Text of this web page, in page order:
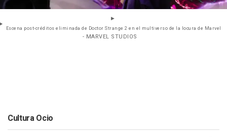
Escena post-créditos eliminada de Doctor Strange 2 en el multiverso de la locura de Marvel
- MARVEL STUDIOS
Cultura Ocio